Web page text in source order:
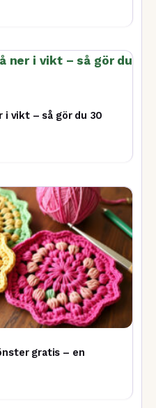
i vikt – så gör du 30
gratis – en